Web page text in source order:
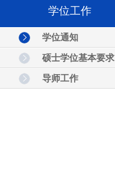
学位工作
学位通知
硕士学位基本要求
导师工作